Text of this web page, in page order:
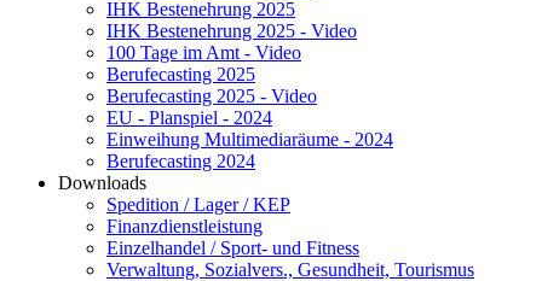
IHK Bestenehrung 2025
IHK Bestenehrung 2025 - Video
100 Tage im Amt - Video
Berufecasting 2025
Berufecasting 2025 - Video
EU - Planspiel - 2024
Einweihung Multimediaräume - 2024
Berufecasting 2024
Downloads
Spedition / Lager / KEP
Finanzdienstleistung
Einzelhandel / Sport- und Fitness
Verwaltung, Sozialvers., Gesundheit, Tourismus